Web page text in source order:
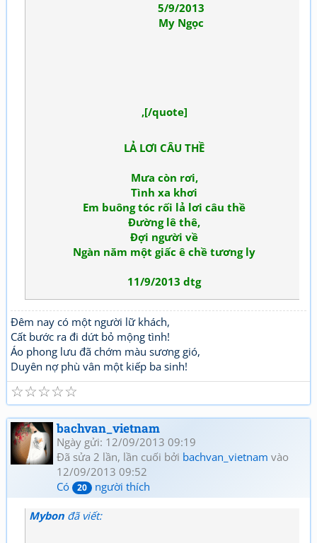
5/9/2013
My Ngọc
,[/quote]
LẢ LƠI CÂU THỀ
Mưa còn rơi,
Tình xa khơi
Em buông tóc rối lả lơi câu thề
Đường lê thê,
Đợi người về
Ngàn năm một giấc ê chề tương ly
11/9/2013 dtg
Đêm nay có một người lữ khách,
Cất bước ra đi dứt bỏ mộng tình!
Áo phong lưu đã chớm màu sương gió,
Duyên nợ phù vân một kiếp ba sinh!
☆
☆
☆
☆
☆
bachvan_vietnam
Ngày gửi: 12/09/2013 09:19
Đã sửa 2 lần, lần cuối bởi bachvan_vietnam vào
12/09/2013 09:52
Có
20 người thích
Mybon đã viết: